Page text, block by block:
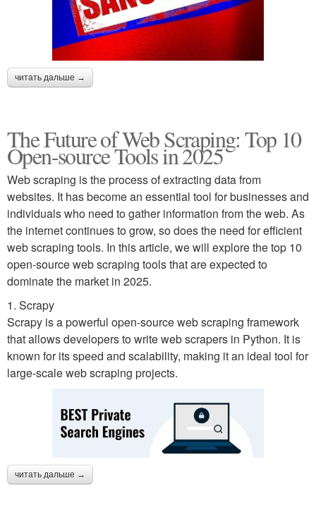
читать дальше →
The Future of Web Scraping: Top 10
Open-source Tools in 2025
Web scraping is the process of extracting data from
websites. It has become an essential tool for businesses and
individuals who need to gather information from the web. As
the internet continues to grow, so does the need for efficient
web scraping tools. In this article, we will explore the top 10
open-source web scraping tools that are expected to
dominate the market in 2025.
1. Scrapy
Scrapy is a powerful open-source web scraping framework
that allows developers to write web scrapers in Python. It is
known for its speed and scalability, making it an ideal tool for
large-scale web scraping projects.
читать дальше →